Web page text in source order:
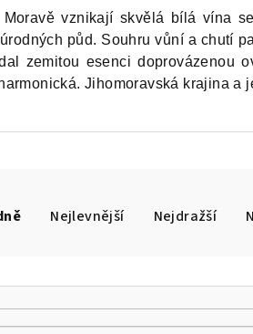
vznikají skvělá bílá vína
půd. Souhru vůní a chutí
zemitou esenci doprovázenou
Jihomoravská krajina
Nejlevnější Nejdražší